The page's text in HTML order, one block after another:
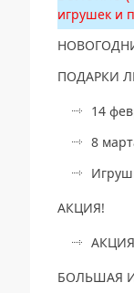
игрушек и
ПОДАРКИ
14
8
АКЦИЯ!
БОЛЬШАЯ